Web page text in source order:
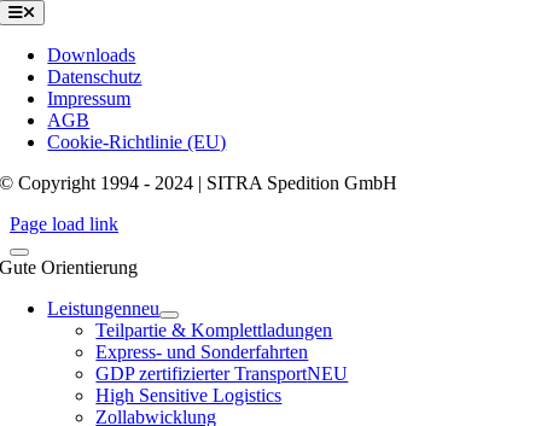
Toggle
Navigation
Downloads
Datenschutz
Impressum
AGB
Cookie-Richtlinie (EU)
© Copyright 1994 - 2024 | SITRA Spedition GmbH
Page load link
Gute Orientierung
Leistungenneu
Teilpartie & Komplettladungen
Express- und Sonderfahrten
GDP zertifizierter TransportNEU
High Sensitive Logistics
Zollabwicklung